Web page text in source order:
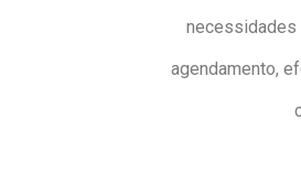
necessidades
agendamento,